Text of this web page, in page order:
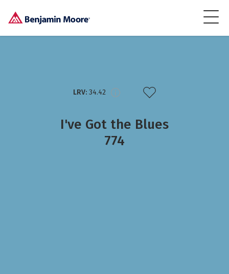
LRV: 34.42
I've Got the Blues
774